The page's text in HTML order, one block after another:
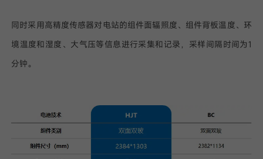
同时采用高精度传感器对电站的组件面辐照度、组件背板温度、环
境温度和湿度、大气压等信息进行采集和记录，采样间隔时间为1
分钟。